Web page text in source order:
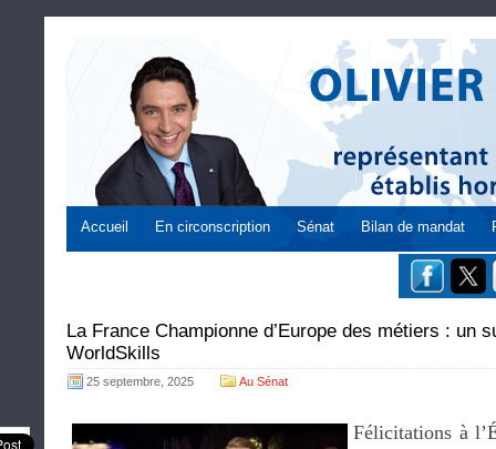
Accueil En circonscription Sénat Bilan de mandat
La France Championne d’Europe des métiers : un
WorldSkills
25 septembre, 2025 Au Sénat
Félicitations à